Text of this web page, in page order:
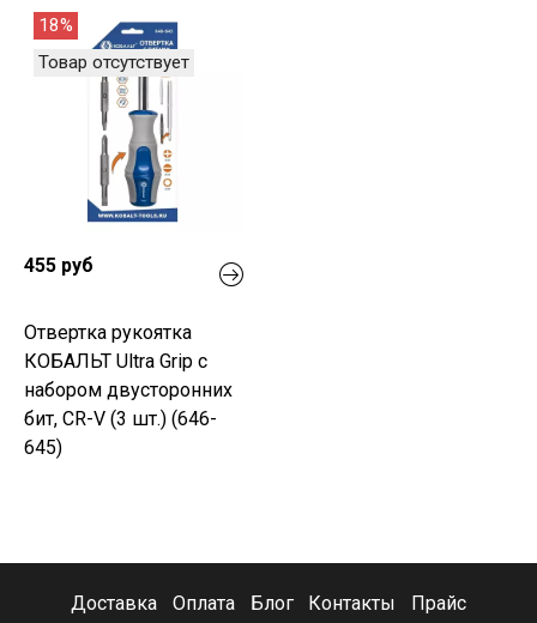
18%
Товар отсутствует
455 руб
Отвертка рукоятка
КОБАЛЬТ Ultra Grip с
набором двусторонних
бит, CR-V (3 шт.) (646-
645)
Доставка Оплата Блог Контакты Прайс